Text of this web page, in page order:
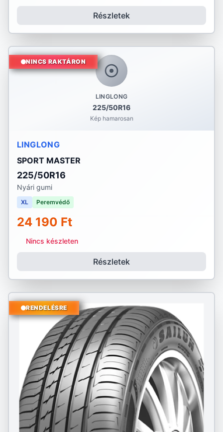
Részletek
LINGLONG
225/50R16
Kép hamarosan
NINCS RAKTÁRON
LINGLONG
SPORT MASTER
225/50R16
Nyári gumi
XL Peremvédő
24 190 Ft
Nincs készleten
Részletek
RENDELÉSRE